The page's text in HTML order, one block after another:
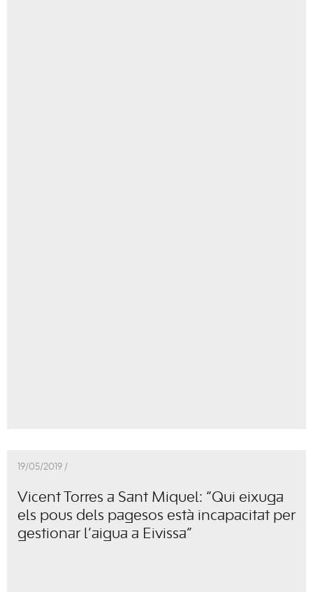
19/05/2019 /
Vicent Torres a Sant Miquel: “Qui eixuga
els pous dels pagesos està incapacitat per
gestionar l’aigua a Eivissa”